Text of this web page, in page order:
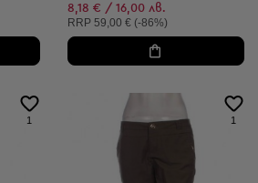
8,18 € / 16,00 лв.
Препоръчителна цена:
RRP 59,00 € (-86%)
1 1